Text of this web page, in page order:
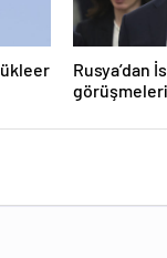
Rusya’dan